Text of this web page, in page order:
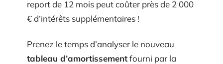
report de 12 mois peut coûter près de 2 000
€ d’intérêts supplémentaires !
Prenez le temps d’analyser le nouveau
tableau d’amortissementfourni par la